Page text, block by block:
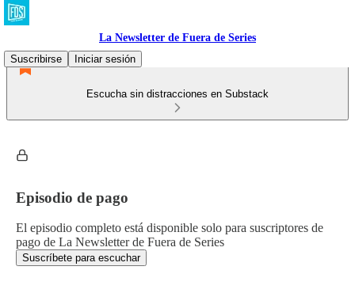
La Newsletter de Fuera de Series
Suscribirse
Iniciar sesión
Escucha sin distracciones en Substack
Episodio de pago
El episodio completo está disponible solo para suscriptores de
pago de La Newsletter de Fuera de Series
Suscríbete para escuchar